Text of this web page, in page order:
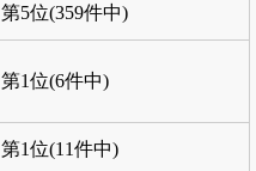
第5位(359件中)
第1位(6件中)
第1位(11件中)